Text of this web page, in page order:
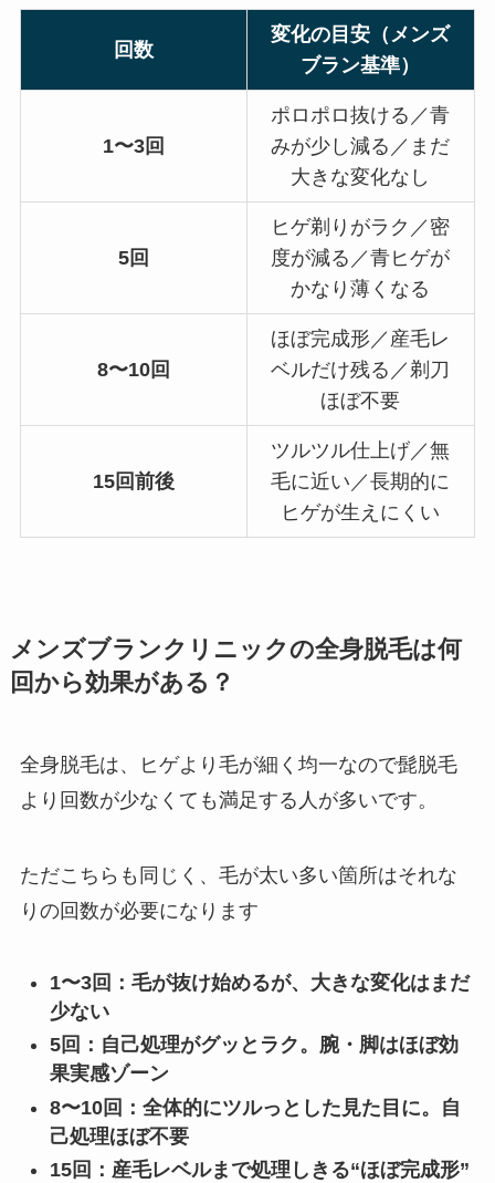
回数
変化の目安（メンズ
ブラン基準）
1〜3回
ポロポロ抜ける／青
みが少し減る／まだ
大きな変化なし
5回
ヒゲ剃りがラク／密
度が減る／青ヒゲが
かなり薄くなる
8〜10回
ほぼ完成形／産毛レ
ベルだけ残る／剃刀
ほぼ不要
15回前後
ツルツル仕上げ／無
毛に近い／長期的に
ヒゲが生えにくい
メンズブランクリニックの全身脱毛は何
回から効果がある？
全身脱毛は、ヒゲより毛が細く均一なので髭脱毛
より回数が少なくても満足する人が多いです。
ただこちらも同じく、毛が太い多い箇所はそれな
りの回数が必要になります
1〜3回：毛が抜け始めるが、大きな変化はまだ
少ない
5回：自己処理がグッとラク。腕・脚はほぼ効
果実感ゾーン
8〜10回：全体的にツルっとした見た目に。自
己処理ほぼ不要
15回：産毛レベルまで処理しきる“ほぼ完成形”